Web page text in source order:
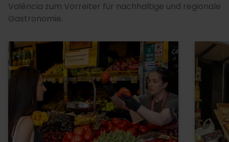
València zum Vorreiter für nachhaltige und regionale
Gastronomie.